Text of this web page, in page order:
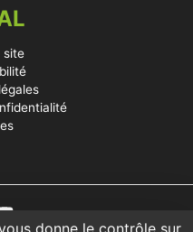
donne le contrôle sur
site